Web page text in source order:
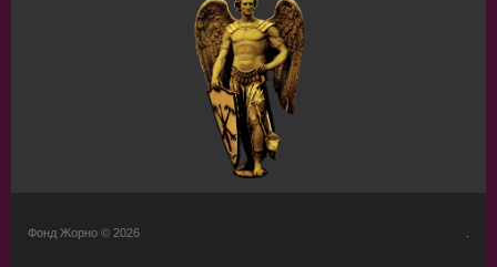
Фонд Жорно © 2026